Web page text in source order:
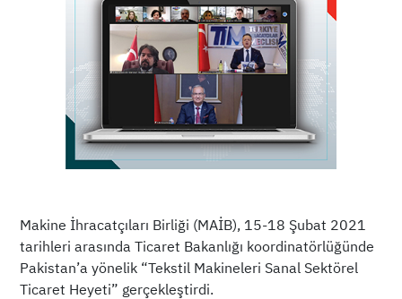
Makine İhracatçıları Birliği (MAİB), 15-18 Şubat 2021
tarihleri arasında Ticaret Bakanlığı koordinatörlüğünde
Pakistan’a yönelik “Tekstil Makineleri Sanal Sektörel
Ticaret Heyeti” gerçekleştirdi.